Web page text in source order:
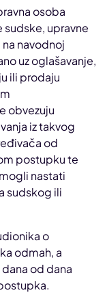
osoba
upravne
navodnoj
uz oglašavanje,
ili prodaju
obvezuju
iz takvog
od
postupku te
nastati
sudskog ili
o
odmah, a
od dana